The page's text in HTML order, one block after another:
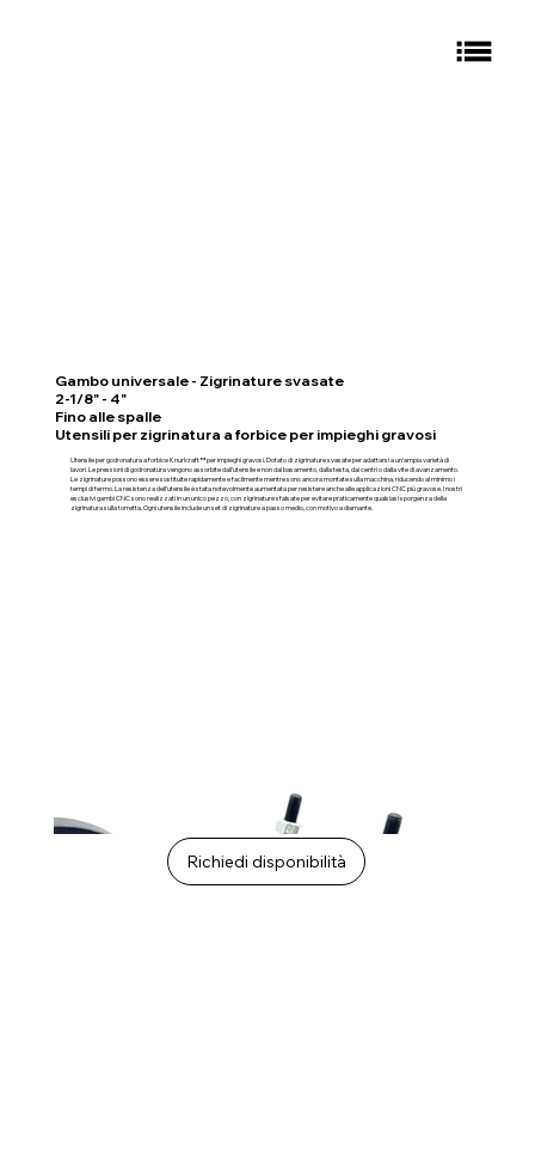
Gambo universale - Zigrinature svasate
2-1/8" - 4"
Fino alle spalle
Utensili per zigrinatura a forbice per impieghi gravosi
Utensile per godronatura a forbice Knurlcraft™ per impieghi gravosi. Dotato di zigrinature svasate per adattarsi a un'ampia varietà di
lavori. Le pressioni di godronatura vengono assorbite dall'utensile e non dal basamento, dalla testa, dai centri o dalla vite di avanzamento.
Le zigrinature possono essere sostituite rapidamente e facilmente mentre sono ancora montate sulla macchina, riducendo al minimo i
tempi di fermo. La resistenza dell'utensile è stata notevolmente aumentata per resistere anche alle applicazioni CNC più gravose. I nostri
esclusivi gambi CNC sono realizzati in un unico pezzo, con zigrinature sfalsate per evitare praticamente qualsiasi sporgenza della
zigrinatura sulla torretta. Ogni utensile include un set di zigrinature a passo medio, con motivo a diamante.
Richiedi disponibilità